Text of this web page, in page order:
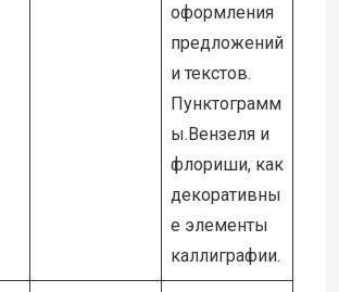
оформления
предложений
и текстов.
Пунктограмм
ы.Вензеля и
флориши, как
декоративны
е элементы
каллиграфии.